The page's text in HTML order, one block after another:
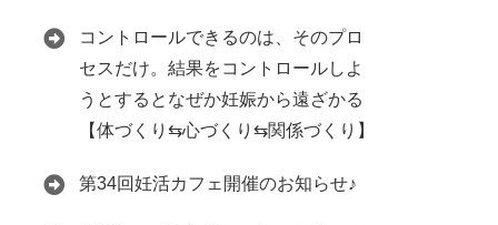
コントロールできるのは、そのプロ
セスだけ。結果をコントロールしよ
うとするとなぜか妊娠から遠ざかる
【体づくり⇆心づくり⇆関係づくり】
第34回妊活カフェ開催のお知らせ♪